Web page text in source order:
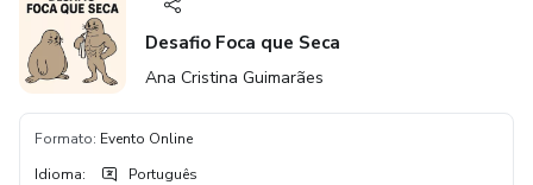
Desafio Foca que Seca
Ana Cristina Guimarães
Formato: Evento Online
Idioma: Português